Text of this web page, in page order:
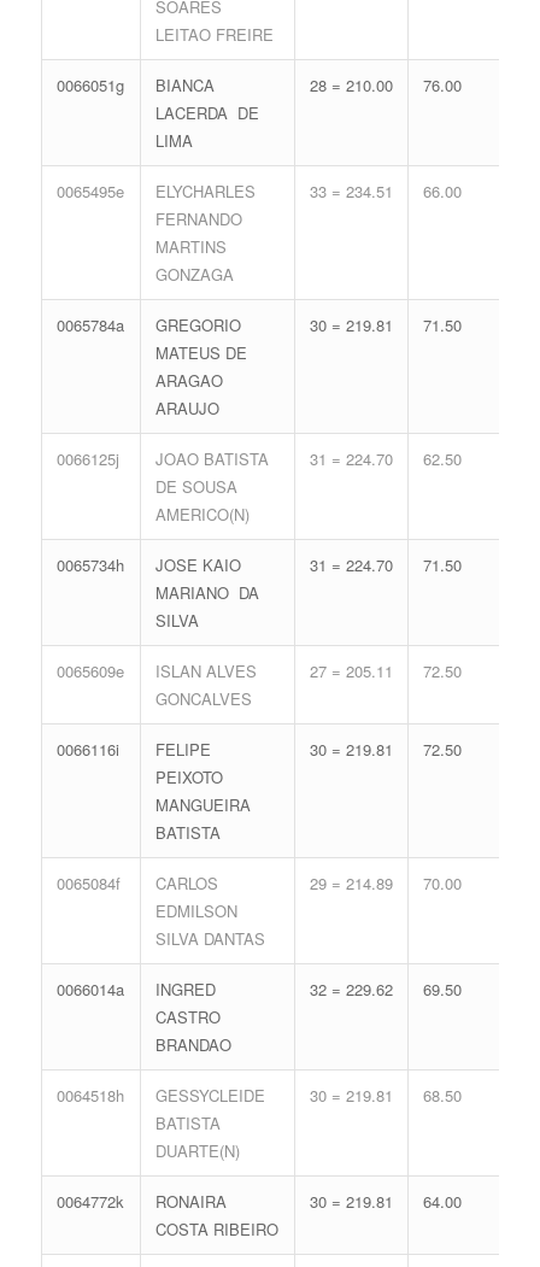
SOARES
LEITAO FREIRE
0066051g
BIANCA
LACERDA DE
LIMA
28 = 210.00 76.00
0065495e
ELYCHARLES
FERNANDO
MARTINS
GONZAGA
33 = 234.51 66.00
0065784a
GREGORIO
MATEUS DE
ARAGAO
ARAUJO
30 = 219.81 71.50
0066125j
JOAO BATISTA
DE SOUSA
AMERICO(N)
31 = 224.70 62.50
0065734h
JOSE KAIO
MARIANO DA
SILVA
31 = 224.70 71.50
0065609e
ISLAN ALVES
GONCALVES
27 = 205.11 72.50
0066116i
FELIPE
PEIXOTO
MANGUEIRA
BATISTA
30 = 219.81 72.50
0065084f
CARLOS
EDMILSON
SILVA DANTAS
29 = 214.89 70.00
0066014a
INGRED
CASTRO
BRANDAO
32 = 229.62 69.50
0064518h
GESSYCLEIDE
BATISTA
DUARTE(N)
30 = 219.81 68.50
0064772k
RONAIRA
COSTA RIBEIRO
30 = 219.81 64.00